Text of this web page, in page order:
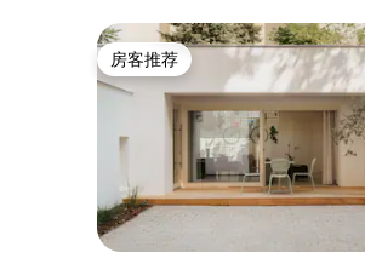
房客推荐
房客推荐